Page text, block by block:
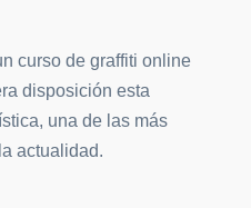
curso de graffiti online
disposición esta
una de las más
actualidad.